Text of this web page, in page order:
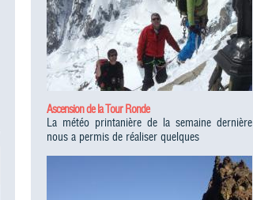
Ascension de la Tour Ronde
La météo printanière de la semaine dernière
nous a permis de réaliser quelques